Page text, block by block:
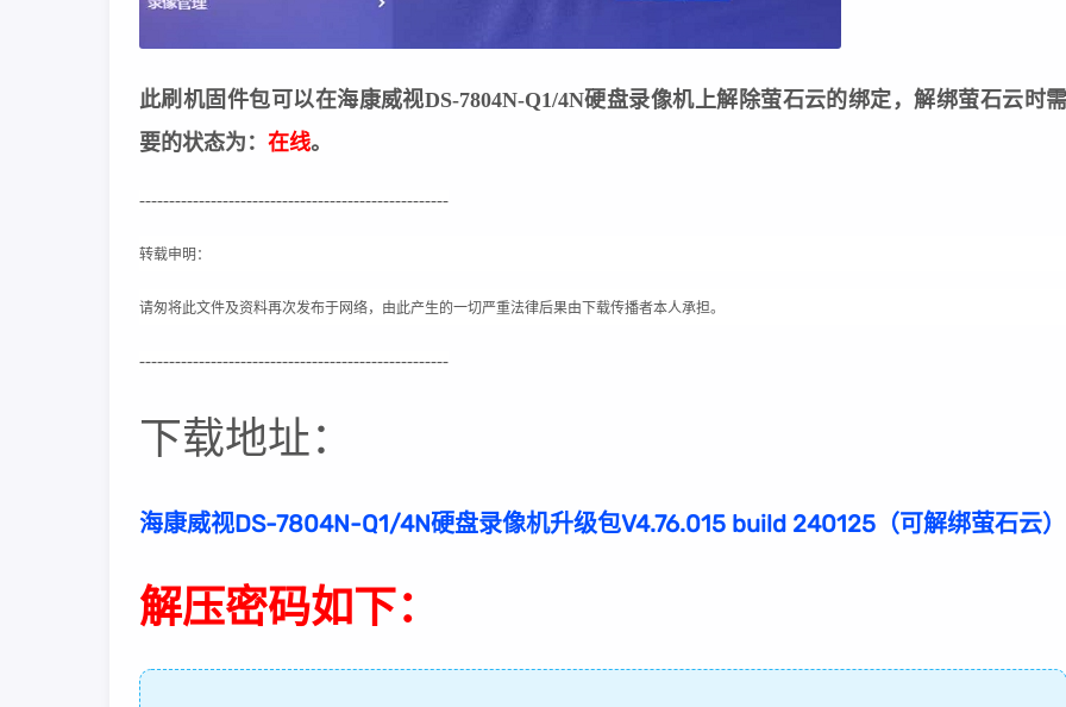
此刷机固件包可以在海康威视DS-7804N-Q1/4N硬盘录像机上解除萤石云的绑定，解绑萤石云时需
要的状态为： 在线。
----------------------------------------------------
转载申明：
请匆将此文件及资料再次发布于网络，由此产生的一切严重法律后果由下载传播者本人承担。
----------------------------------------------------
下载地址：
海康威视DS-7804N-Q1/4N硬盘录像机升级包V4.76.015 build 240125（可解绑萤石云）
解压密码如下：